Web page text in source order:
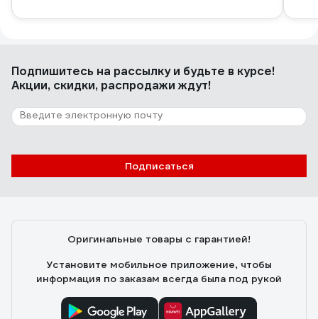
Подпишитесь на рассылкуи будьте в курсе!
Акции, скидки, распродажи ждут!
Подписаться
Оригинальные товары с гарантией!
Установите мобильное приложение, чтобы
информация по заказам всегда была под рукой